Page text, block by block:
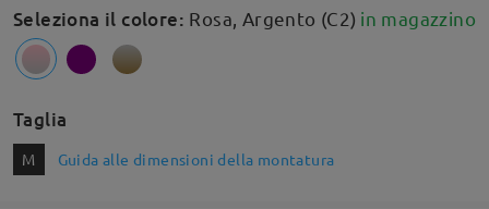
Seleziona il colore: Rosa, Argento (C2) in magazzino
Taglia
M Guida alle dimensioni della montatura